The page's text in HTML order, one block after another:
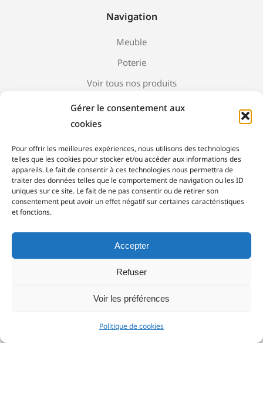
Gérer le consentement aux
cookies
Pour offrir les meilleures expériences, nous utilisons des technologies
telles que les cookies pour stocker et/ou accéder aux informations des
appareils. Le fait de consentir à ces technologies nous permettra de
traiter des données telles que le comportement de navigation ou les ID
uniques sur ce site. Le fait de ne pas consentir ou de retirer son
consentement peut avoir un effet négatif sur certaines caractéristiques
et fonctions.
Accepter
Refuser
Voir les préférences
Politique de cookies
Filtrer
Navigation
Meuble
Poterie
Voir tous nos produits
A propos
Nous contacter
Mentions Légales
Politique de cookies (UE)